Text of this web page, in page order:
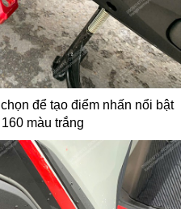
để tạo điểm nhấn nổi bật
màu trắng